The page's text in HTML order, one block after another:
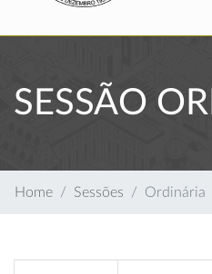
SESSÃO
Home Sessões Ordinária